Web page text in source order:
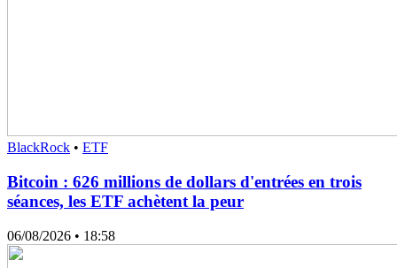
BlackRock • ETF
Bitcoin : 626 millions de dollars d'entrées en trois
séances, les ETF achètent la peur
06/08/2026 • 18:58